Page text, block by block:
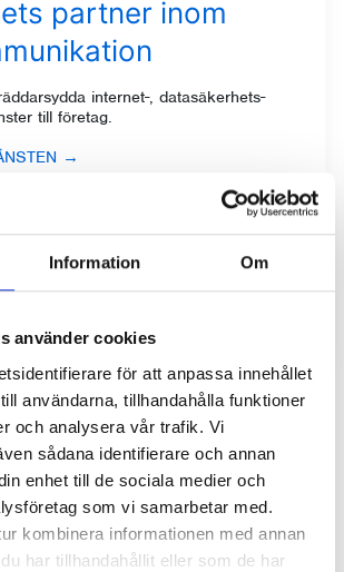
Information Om
använder cookies
för att anpassa innehållet
användarna, tillhandahålla funktioner
och analysera vår trafik. Vi
sådana identifierare och annan
enhet till de sociala medier och
som vi samarbetar med.
kombinera informationen med annan
har tillhandahållit eller som de har
partner inom
internet-, datasäkerhets-
till företag.
→
flexibelt kompletteras med hårdvara,
och utbildning som erbjuds av
AB→